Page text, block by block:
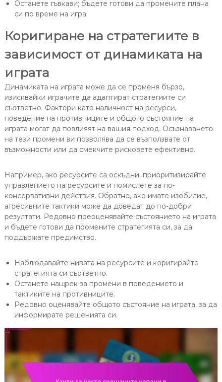
Останете гъвкави; бъдете готови да промените плана
си по време на игра.
Коригиране на стратегиите в
зависимост от динамиката на
играта
Динамиката на играта може да се променя бързо,
изисквайки играчите да адаптират стратегиите си
съответно. Фактори като наличност на ресурси,
поведение на противниците и общото състояние на
играта могат да повлияят на вашия подход. Осъзнаването
на тези промени ви позволява да се възползвате от
възможности или да смекчите рисковете ефективно.
Например, ако ресурсите са оскъдни, приоритизирайте
управлението на ресурсите и помислете за по-
консервативни действия. Обратно, ако имате изобилие,
агресивните тактики може да доведат до по-добри
резултати. Редовно преоценявайте състоянието на играта
и бъдете готови да промените стратегията си, за да
поддържате предимство.
Наблюдавайте нивата на ресурсите и коригирайте
стратегията си съответно.
Останете нащрек за промени в поведението и
тактиките на противниците.
Редовно оценявайте общото състояние на играта, за да
информирате решенията си.